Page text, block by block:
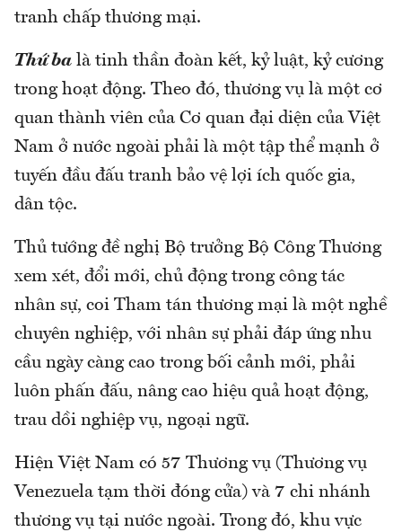
tranh chấp thương mại.
Thứ ba là tinh thần đoàn kết, kỷ luật, kỷ cương
trong hoạt động. Theo đó, thương vụ là một cơ
quan thành viên của Cơ quan đại diện của Việt
Nam ở nước ngoài phải là một tập thể mạnh ở
tuyến đầu đấu tranh bảo vệ lợi ích quốc gia,
dân tộc.
Thủ tướng đề nghị Bộ trưởng Bộ Công Thương
xem xét, đổi mới, chủ động trong công tác
nhân sự, coi Tham tán thương mại là một nghề
chuyên nghiệp, với nhân sự phải đáp ứng nhu
cầu ngày càng cao trong bối cảnh mới, phải
luôn phấn đấu, nâng cao hiệu quả hoạt động,
trau dồi nghiệp vụ, ngoại ngữ.
Hiện Việt Nam có 57 Thương vụ (Thương vụ
Venezuela tạm thời đóng cửa) và 7 chi nhánh
thương vụ tại nước ngoài. Trong đó, khu vực